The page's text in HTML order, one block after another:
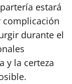
estará
complicación
durante el
y la certeza